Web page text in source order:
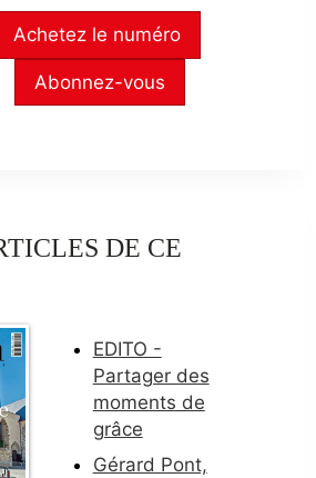
Achetez le numéro
Abonnez-vous
DE CE
EDITO -
Partager des
moments de
grâce
Gérard Pont,